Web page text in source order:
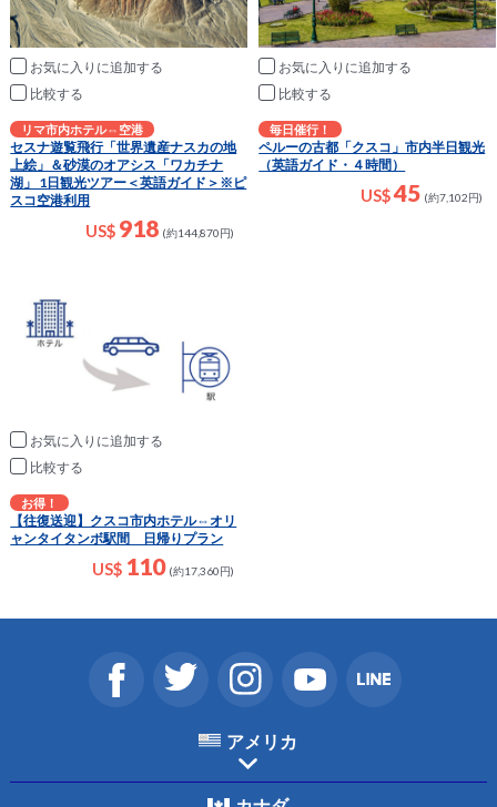
お気に入りに追加
比較
リマ市内ホテル⇔空港
セスナ遊覧飛行「世界遺産ナスカの地
上絵」＆砂漠のオアシス「ワカチナ
湖」 1日観光ツアー＜英語ガイド＞※ピ
スコ空港利用
US$ 918 (約144,870円)
お気に入りに追加
比較
毎日催行！
ペルーの古都「クスコ」市内半日観光
（英語ガイド・４時間）
US$45 (約7,102円)
お気に入りに追加
比較
お得！
【往復送迎】クスコ市内ホテル⇔オリ
ャンタイタンボ駅間 日帰りプラン
US$ 110 (約17,360円)
アメリカ